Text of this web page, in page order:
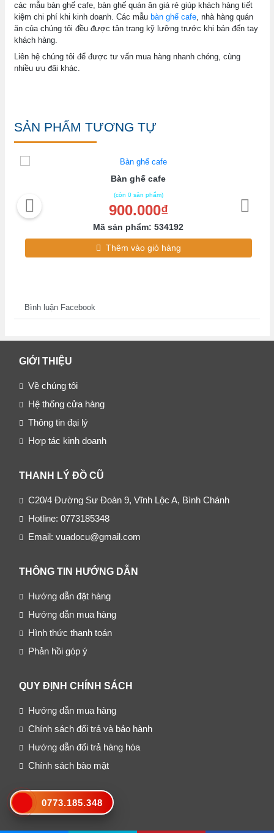
các mẫu bàn ghế cafe, bàn ghế quán ăn giá rẻ giúp khách hàng tiết
kiệm chi phí khi kinh doanh. Các mẫu bàn ghế cafe, nhà hàng quán
ăn của chúng tôi đều được tân trang kỹ lưỡng trước khi bán đến tay
khách hàng.
Liên hệ chúng tôi để được tư vấn mua hàng nhanh chóng, cùng
nhiều ưu đãi khác.
SẢN PHẨM TƯƠNG TỰ
Bàn ghế cafe
(còn 0 sản phẩm)
900.000₫
Mã sản phẩm: 534192
Thêm vào giỏ hàng
Bình luận Facebook
GIỚI THIỆU
Về chúng tôi
Hệ thống cửa hàng
Thông tin đại lý
Hợp tác kinh doanh
THANH LÝ ĐỒ CŨ
C20/4 Đường Sư Đoàn 9, Vĩnh Lộc A, Bình Chánh
Hotline: 0773185348
Email: vuadocu@gmail.com
THÔNG TIN HƯỚNG DẪN
Hướng dẫn đặt hàng
Hướng dẫn mua hàng
Hình thức thanh toán
Phản hồi góp ý
QUY ĐỊNH CHÍNH SÁCH
Hướng dẫn mua hàng
Chính sách đổi trả và bảo hành
Hướng dẫn đổi trả hàng hóa
Chính sách bào mật
BẢN ĐỒ ĐƯỜNG ĐI
0773.185.348